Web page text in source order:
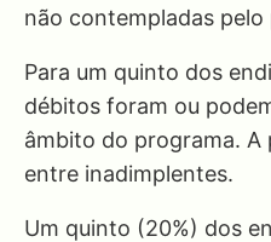
não contempladas pelo
Para um quinto dos
débitos foram ou
âmbito do programa. A
entre inadimplentes.
Um quinto (20%) dos